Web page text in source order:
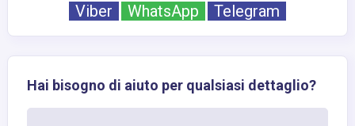
Viber WhatsApp Telegram
Hai bisogno di aiuto per qualsiasi dettaglio?